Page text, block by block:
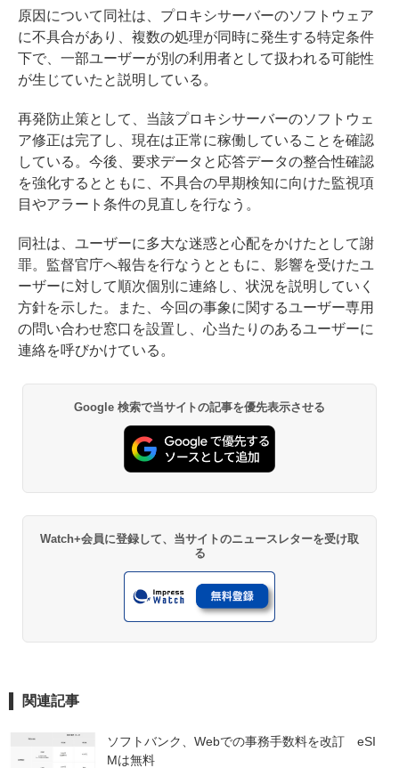
原因について同社は、プロキシサーバーのソフトウェア
に不具合があり、複数の処理が同時に発生する特定条件
下で、一部ユーザーが別の利用者として扱われる可能性
が生じていたと説明している。
再発防止策として、当該プロキシサーバーのソフトウェ
ア修正は完了し、現在は正常に稼働していることを確認
している。今後、要求データと応答データの整合性確認
を強化するとともに、不具合の早期検知に向けた監視項
目やアラート条件の見直しを行なう。
同社は、ユーザーに多大な迷惑と心配をかけたとして謝
罪。監督官庁へ報告を行なうとともに、影響を受けたユ
ーザーに対して順次個別に連絡し、状況を説明していく
方針を示した。また、今回の事象に関するユーザー専用
の問い合わせ窓口を設置し、心当たりのあるユーザーに
連絡を呼びかけている。
Google 検索で当サイトの記事を優先表示させる
Watch+会員に登録して、当サイトのニュースレターを受け取
る
関連記事
ソフトバンク、Webでの事務手数料を改訂　eSI
Mは無料